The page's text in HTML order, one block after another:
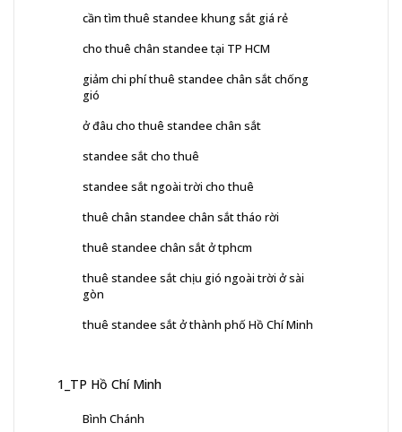
cần tìm thuê standee khung sắt giá rẻ
cho thuê chân standee tại TP HCM
giảm chi phí thuê standee chân sắt chống
gió
ở đâu cho thuê standee chân sắt
standee sắt cho thuê
standee sắt ngoài trời cho thuê
thuê chân standee chân sắt tháo rời
thuê standee chân sắt ở tphcm
thuê standee sắt chịu gió ngoài trời ở sài
gòn
thuê standee sắt ở thành phố Hồ Chí Minh
1_TP Hồ Chí Minh
Bình Chánh